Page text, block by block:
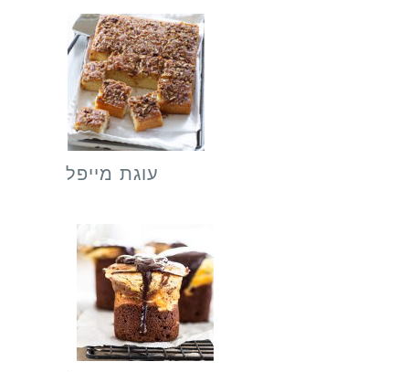
עוגת מייפל